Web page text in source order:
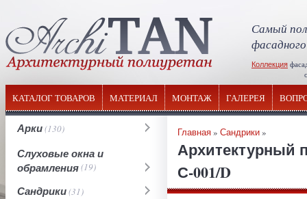
Самый
Коллекция
КАТАЛОГ ТОВАРОВ МАТЕРИАЛ МОНТАЖ ГАЛЕРЕЯ
Арки(130)
Слуховые окна и
обрамления(19)
Сандрики(31)
Главная» Сандрики»
Архитектурный
С-001/D